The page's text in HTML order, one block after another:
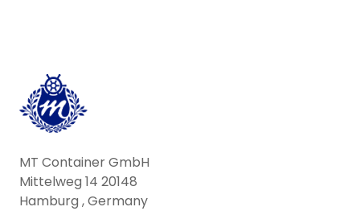
MT Container GmbH
Mittelweg 14 20148
Hamburg , Germany